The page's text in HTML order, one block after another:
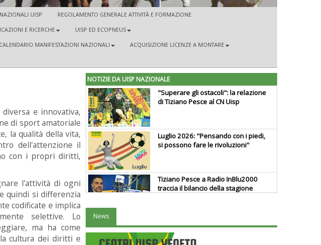
UISP
REGOLAMENTO GENERALE ATTIVITÀ E FORMAZIONE
E RICERCHE
UISP ED ECOPNEUS
CALENDARIO MANIFESTAZIONI NAZIONALI
ACQUISIZIONE LICENZE A MONTARE
diversa e innovativa,
di sport amatoriale
la qualità della vita,
dell'attenzione il
con i propri diritti,
l'attività di ogni
quindi si differenzia
codificate e implica
selettive. Lo
ma ha come
cultura dei diritti e
NOTIZIE DA UISP NAZIONALE
"Superare gli ostacoli": la relazione
di Tiziano Pesce al CN Uisp
Luglio 2026: "Pensando con i piedi,
si possono fare le rivoluzioni"
Tiziano Pesce a Radio InBlu2000
traccia il bilancio della stagione
valorizzi le nostre specificità"
News